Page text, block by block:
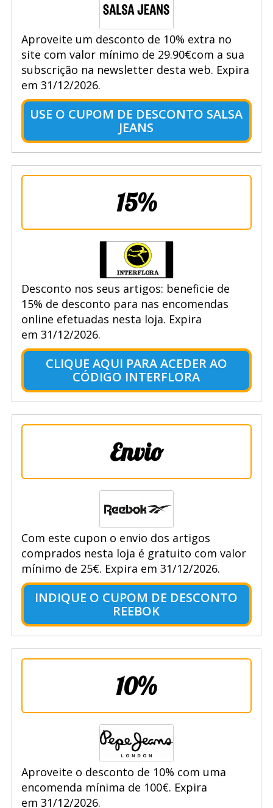
Aproveite um desconto de 10% extra no
site com valor mínimo de 29.90€com a sua
subscrição na newsletter desta web. Expira
em 31/12/2026.
USE O CUPOM DE DESCONTO SALSA
JEANS
15%
Desconto nos seus artigos: beneficie de
15% de desconto para nas encomendas
online efetuadas nesta loja. Expira
em 31/12/2026.
CLIQUE AQUI PARA ACEDER AO
CÓDIGO INTERFLORA
Envio
Com este cupon o envio dos artigos
comprados nesta loja é gratuito com valor
mínimo de 25€. Expira em 31/12/2026.
INDIQUE O CUPOM DE DESCONTO
REEBOK
10%
Aproveite o desconto de 10% com uma
encomenda mínima de 100€. Expira
em 31/12/2026.